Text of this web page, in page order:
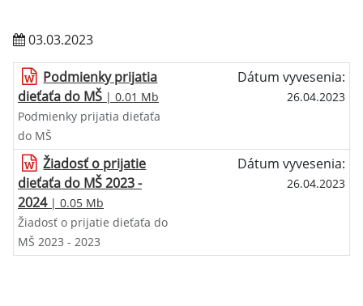
03.03.2023
Podmienky prijatia
dieťaťa do MŠ | 0.01 Mb
Dátum vyvesenia:
26.04.2023
Podmienky prijatia dieťaťa
do MŠ
Žiadosť o prijatie
dieťaťa do MŠ 2023 -
2024| 0.05 Mb
Dátum vyvesenia:
26.04.2023
Žiadosť o prijatie dieťaťa do
MŠ 2023 - 2023